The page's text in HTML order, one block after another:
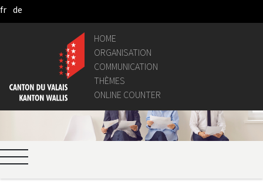
Skip to Main Content
fr de
HOME
ORGANISATION
COMMUNICATION
THÈMES
ONLINE COUNTER